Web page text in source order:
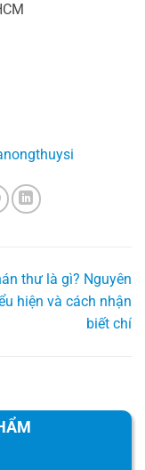
thư là gì? Nguyên
hiện và cách nhận
biết chí